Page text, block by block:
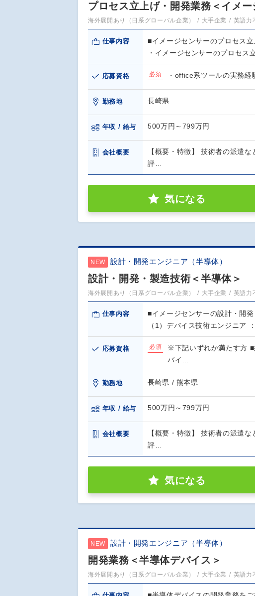
プロセス立上げ・開発業務＜イメー
海外展開あり（日系グローバル企業） 大手企業 英語力
仕事内容
■イメージセンサーのプロセス
・イメージセンサーのプロセス
応募資格 必須 ・office系ツールの実務経
勤務地 長崎県
年収 / 給与 500万円～799万円
会社概要
【概要・特徴】 技術者の派遣
評…
気になる
NEW 設計・開発エンジニア（半導体）
設計・開発・製造技術＜半導体＞
海外展開あり（日系グローバル企業） 大手企業 英語力
仕事内容
■イメージセンサーの設計・開
（1）デバイス技術エンジニア
応募資格 必須
※下記いずれか満たす方
バイ…
勤務地 長崎県 / 熊本県
年収 / 給与 500万円～799万円
会社概要
【概要・特徴】 技術者の派遣
評…
気になる
NEW 設計・開発エンジニア（半導体）
開発業務＜半導体デバイス＞
海外展開あり（日系グローバル企業） 大手企業 英語力